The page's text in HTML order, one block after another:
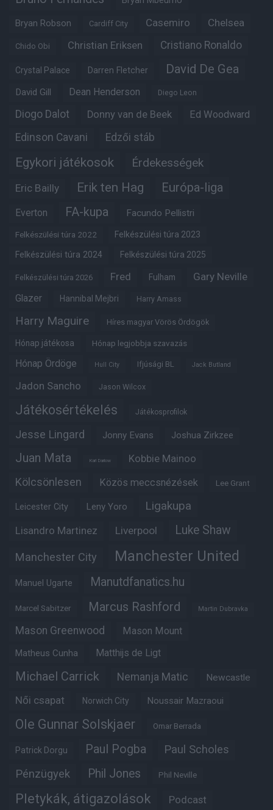
Bryan Robson Cardiff City Casemiro Chelsea
Chido Obi Christian Eriksen Cristiano Ronaldo
Crystal Palace Darren Fletcher David De Gea
David Gill Dean Henderson Diego Leon
Diogo Dalot Donny van de Beek Ed Woodward
Edinson Cavani Edzői stáb
Egykori játékosok Érdekességek
Eric Bailly Erik ten Hag Európa-liga
Everton FA-kupa Facundo Pellistri
Felkészülési túra 2022 Felkészülési túra 2023
Felkészülési túra 2024 Felkészülési túra 2025
Felkészülési túra 2026 Fred Fulham Gary Neville
Glazer Hannibal Mejbri Harry Amass
Harry Maguire Híres magyar Vörös Ördögök
Hónap játékosa Hónap legjobbja szavazás
Hónap Ördöge Hull City Ifjúsági BL Jack Butland
Jadon Sancho Jason Wilcox
Játékosértékelés Játékosprofilok
Jesse Lingard Jonny Evans Joshua Zirkzee
Juan Mata Karl Darlow Kobbie Mainoo
Kölcsönlesen Közös meccsnézések Lee Grant
Leicester City Leny Yoro Ligakupa
Lisandro Martinez Liverpool Luke Shaw
Manchester City Manchester United
Manuel Ugarte Manutdfanatics.hu
Marcel Sabitzer Marcus Rashford Martin Dubravka
Mason Greenwood Mason Mount
Matheus Cunha Matthijs de Ligt
Michael Carrick Nemanja Matic Newcastle
Női csapat Norwich City Noussair Mazraoui
Ole Gunnar Solskjaer Omar Berrada
Patrick Dorgu Paul Pogba Paul Scholes
Pénzügyek Phil Jones Phil Neville
Pletykák, átigazolások Podcast